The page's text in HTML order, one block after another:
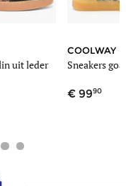
uit leder
COOLWAY
Sneakers
9990